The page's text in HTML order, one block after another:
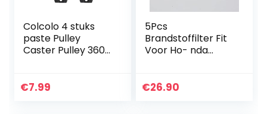
Colcolo 4 stuks
paste Pulley
Caster Pulley 360
Universal Wielen
€7.99
5Pcs
Brandstoffilter Fit
Voor Ho- nda
GX240 GX270
€26.90